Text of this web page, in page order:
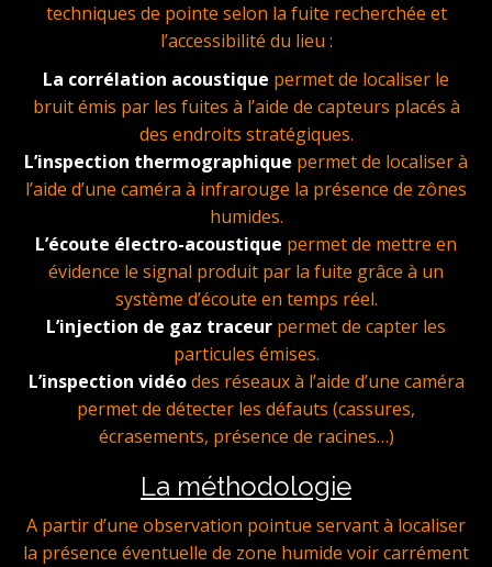
techniques de pointe selon la fuite recherchée et
l’accessibilité du lieu :
La corrélation acoustique permet de localiser le
bruit émis par les fuites à l’aide de capteurs placés à
des endroits stratégiques.
L’inspection thermographique permet de localiser à
l’aide d’une caméra à infrarouge la présence de zônes
humides.
L’écoute électro-acoustique permet de mettre en
évidence le signal produit par la fuite grâce à un
système d’écoute en temps réel.
L’injection de gaz traceur permet de capter les
particules émises.
L’inspection vidéodes réseaux à l’aide d’une caméra
permet de détecter les défauts (cassures,
écrasements, présence de racines…)
La méthodologie
A partir d’une observation pointue servant à localiser
la présence éventuelle de zone humide voir carrément